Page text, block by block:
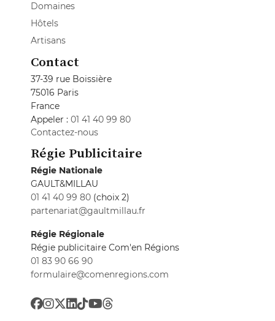
Domaines
Hôtels
Artisans
Contact
37-39 rue Boissière
75016 Paris
France
Appeler : 01 41 40 99 80
Contactez-nous
Régie Publicitaire
Régie Nationale
GAULT&MILLAU
01 41 40 99 80 (choix 2)
partenariat@gaultmillau.fr
Régie Régionale
Régie publicitaire Com'en Régions
01 83 90 66 90
formulaire@comenregions.com